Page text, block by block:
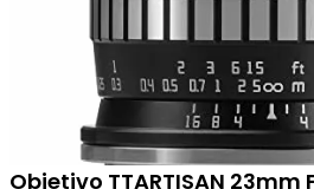
Objetivo TTARTISAN 23mm